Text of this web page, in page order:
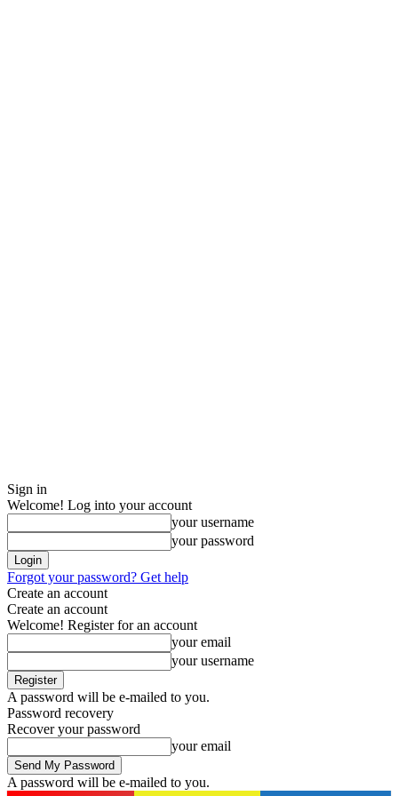
Sign in
Welcome! Log into your account
your username
your password
Forgot your password? Get help
Create an account
Create an account
Welcome! Register for an account
your email
your username
A password will be e-mailed to you.
Password recovery
Recover your password
your email
A password will be e-mailed to you.